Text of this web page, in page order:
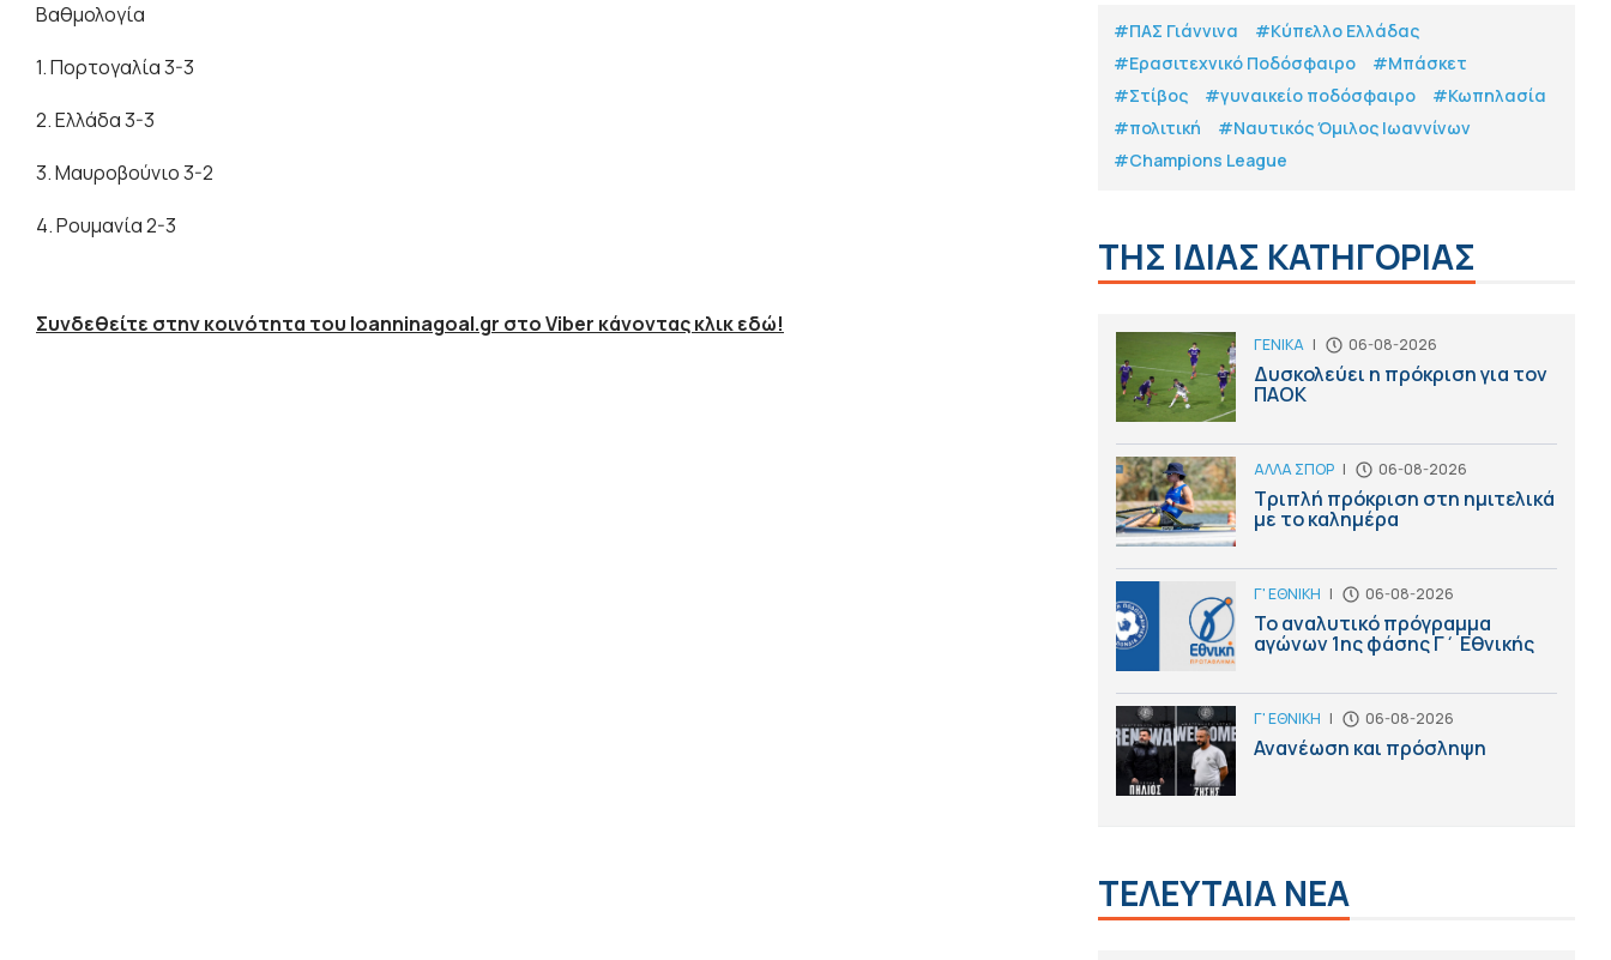
Βαθμολογία
1. Πορτογαλία 3-3
2. Ελλάδα 3-3
3. Μαυροβούνιο 3-2
4. Ρουμανία 2-3
Συνδεθείτε στην κοινότητα του Ioanninagoal.gr στο Viber κάνοντας κλικ εδώ!
#ΠΑΣ Γιάννινα
#Κύπελλο Ελλάδας
#Eρασιτεχνικό Ποδόσφαιρο
#Μπάσκετ
#Στίβος
#γυναικείο ποδόσφαιρο
#Κωπηλασία
#πολιτική
#Ναυτικός Όμιλος Ιωαννίνων
#Champions League
ΤΗΣ ΙΔΙΑΣ ΚΑΤΗΓΟΡΙΑΣ
ΓΕΝΙΚΑ | 06-08-2026
Δυσκολεύει η πρόκριση για τον
ΠΑΟΚ
ΑΛΛΑ ΣΠΟΡ | 06-08-2026
Τριπλή πρόκριση στη ημιτελικά
με το καλημέρα
Γ' ΕΘΝΙΚΗ | 06-08-2026
Το αναλυτικό πρόγραμμα
αγώνων 1ης φάσης Γ΄ Εθνικής
Γ' ΕΘΝΙΚΗ | 06-08-2026
Ανανέωση και πρόσληψη
ΤΕΛΕΥΤΑΙΑ ΝΕΑ